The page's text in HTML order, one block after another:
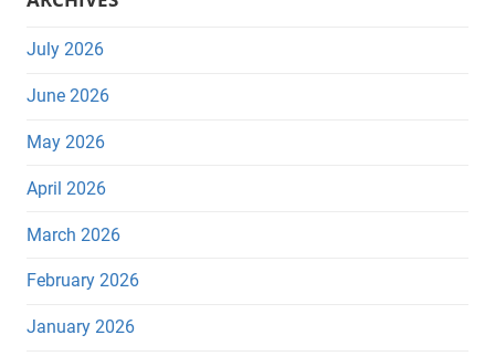
July 2026
June 2026
May 2026
April 2026
March 2026
February 2026
January 2026